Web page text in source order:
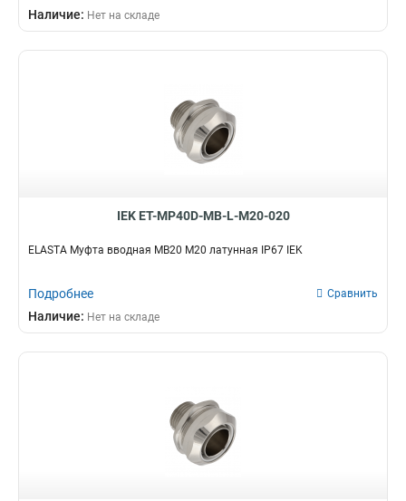
Наличие: Нет на складе
IEK ET-MP40D-MB-L-M20-020
ELASTA Муфта вводная MB20 М20 латунная IP67 IEK
Подробнее Сравнить
Наличие: Нет на складе